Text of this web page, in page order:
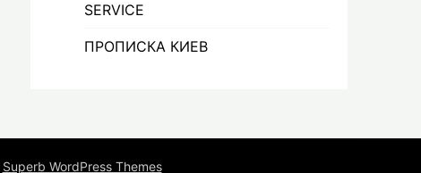
SERVICE
ПРОПИСКА КИЕВ
Superb WordPress Themes